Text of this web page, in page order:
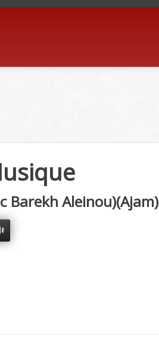
Barekh Aleinou)(Ajam)